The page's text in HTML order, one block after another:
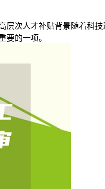
次人才补贴背景随着科
要的一项。